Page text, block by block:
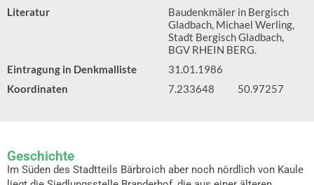
Literatur
Baudenkmäler in Bergisch
Gladbach, Michael Werling,
Stadt Bergisch Gladbach,
BGV RHEIN BERG.
Eintragung in Denkmalliste
31.01.1986
Koordinaten
7.233648 50.97257
Geschichte
Im Süden des Stadtteils Bärbroich aber noch nördlich von Kaule